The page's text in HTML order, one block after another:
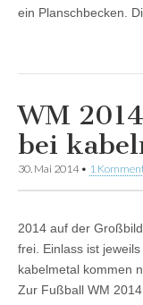
ein Planschbecken.
WM
bei
30. Mai 2014• 1
2014 auf der
frei. Einlass ist
kabelmetal kommen
Zur Fußball WM